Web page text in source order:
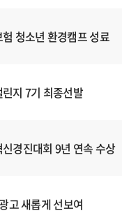
청소년 환경캠프 성료
지 7기 최종선발
경진대회 9년 연속 수상
고 새롭게 선보여